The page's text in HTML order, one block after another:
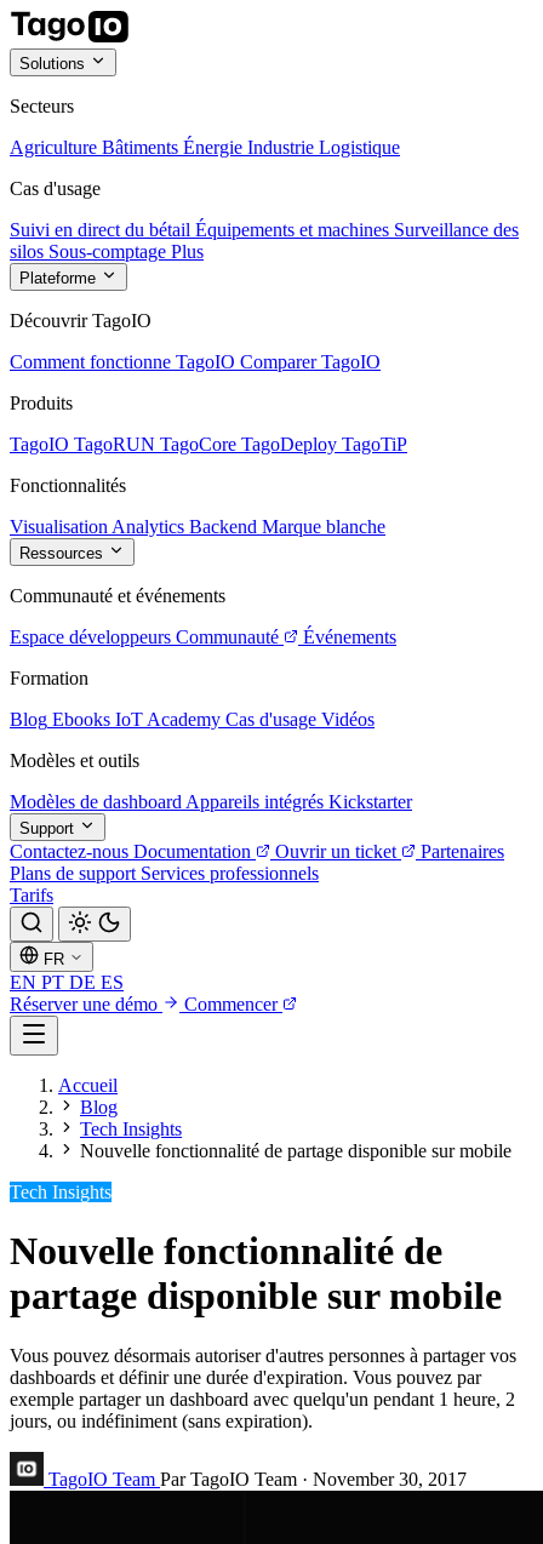
Solutions
Secteurs
Agriculture Bâtiments Énergie Industrie Logistique
Cas d'usage
Suivi en direct du bétail Équipements et machines Surveillance des
silos Sous-comptage Plus
Plateforme
Découvrir TagoIO
Comment fonctionne TagoIO Comparer TagoIO
Produits
TagoIO TagoRUN TagoCore TagoDeploy TagoTiP
Fonctionnalités
Visualisation Analytics Backend Marque blanche
Ressources
Communauté et événements
Espace développeurs Communauté
Événements
Formation
Blog Ebooks IoT Academy Cas d'usage Vidéos
Modèles et outils
Modèles de dashboard Appareils intégrés Kickstarter
Support
Contactez-nous Documentation Ouvrir un ticket
Partenaires
Plans de support Services professionnels
Tarifs
FR
EN PT DE ES
Réserver une démo
Commencer
Accueil
Blog
Tech Insights
Nouvelle fonctionnalité de partage disponible sur mobile
Tech Insights
Nouvelle fonctionnalité de
partage disponible sur mobile
Vous pouvez désormais autoriser d'autres personnes à partager vos
dashboards et définir une durée d'expiration. Vous pouvez par
exemple partager un dashboard avec quelqu'un pendant 1 heure, 2
jours, ou indéfiniment (sans expiration).
TagoIO Team Par TagoIO Team · November 30, 2017